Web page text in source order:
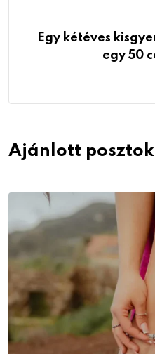
Egy kétéves
egy 50
Ajánlott posztok